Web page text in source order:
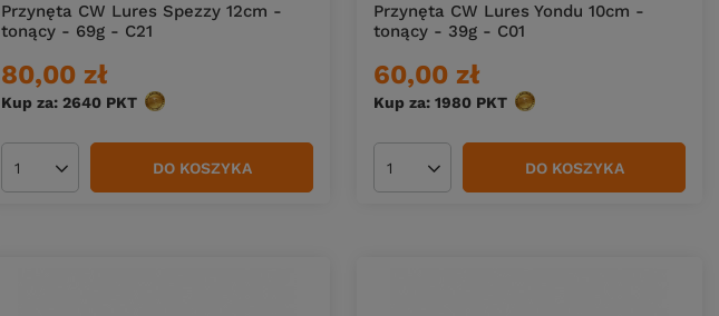
Przynęta CW Lures Spezzy 12cm -
tonący - 69g - C21
80,00 zł
Kup za: 2640 PKT punktów
Ilość produktów DO KOSZYKA
Przynęta CW Lures Yondu 10cm -
tonący - 39g - C01
60,00 zł
Kup za: 1980 PKT punktów
Ilość produktów DO KOSZYKA